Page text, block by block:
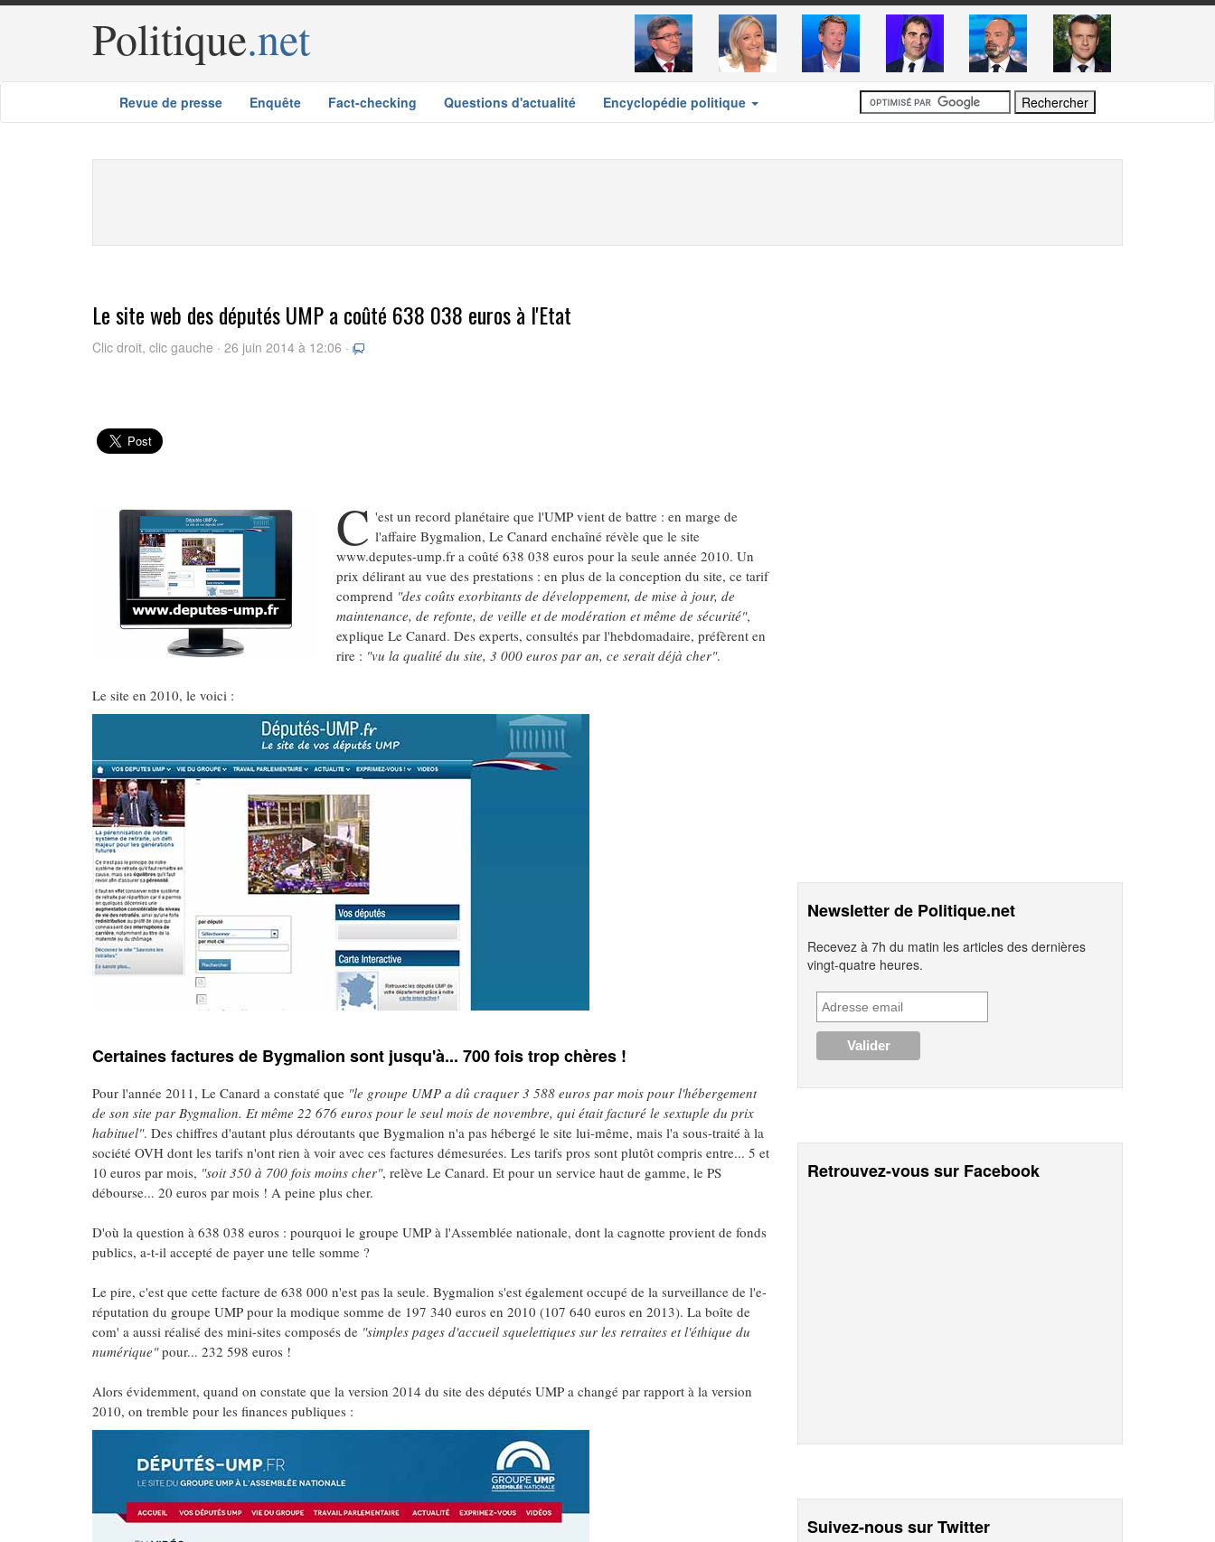
Politique.net
Revue de presse Enquête Fact-checking Questions d'actualité Encyclopédie politique
Le site web des députés UMP a coûté 638 038 euros à l'Etat
Clic droit, clic gauche · 26 juin 2014 à 12:06 ·
C 'est un record planétaire que l'UMP vient de battre : en marge de
l'affaire Bygmalion, Le Canard enchaîné révèle que le site
www.deputes-ump.fr a coûté 638 038 euros pour la seule année 2010. Un
prix délirant au vue des prestations : en plus de la conception du site, ce tarif
comprend "des coûts exorbitants de développement, de mise à jour, de
maintenance, de refonte, de veille et de modération et même de sécurité",
explique Le Canard. Des experts, consultés par l'hebdomadaire, préfèrent en
rire : "vu la qualité du site, 3 000 euros par an, ce serait déjà cher".
Le site en 2010, le voici :
Certaines factures de Bygmalion sont jusqu'à... 700 fois trop chères !
Pour l'année 2011, Le Canard a constaté que "le groupe UMP a dû craquer 3 588 euros par mois pour l'hébergement
de son site par Bygmalion. Et même 22 676 euros pour le seul mois de novembre, qui était facturé le sextuple du prix
habituel". Des chiffres d'autant plus déroutants que Bygmalion n'a pas hébergé le site lui-même, mais l'a sous-traité à la
société OVH dont les tarifs n'ont rien à voir avec ces factures démesurées. Les tarifs pros sont plutôt compris entre... 5 et
10 euros par mois, "soit 350 à 700 fois moins cher", relève Le Canard. Et pour un service haut de gamme, le PS
débourse... 20 euros par mois ! A peine plus cher.
D'où la question à 638 038 euros : pourquoi le groupe UMP à l'Assemblée nationale, dont la cagnotte provient de fonds
publics, a-t-il accepté de payer une telle somme ?
Le pire, c'est que cette facture de 638 000 n'est pas la seule. Bygmalion s'est également occupé de la surveillance de l'e-
réputation du groupe UMP pour la modique somme de 197 340 euros en 2010 (107 640 euros en 2013). La boîte de
com' a aussi réalisé des mini-sites composés de "simples pages d'accueil squelettiques sur les retraites et l'éthique du
numérique"pour... 232 598 euros !
Alors évidemment, quand on constate que la version 2014 du site des députés UMP a changé par rapport à la version
2010, on tremble pour les finances publiques :
Newsletter de Politique.net
Recevez à 7h du matin les articles des dernières
vingt-quatre heures.
Retrouvez-vous sur Facebook
Suivez-nous sur Twitter